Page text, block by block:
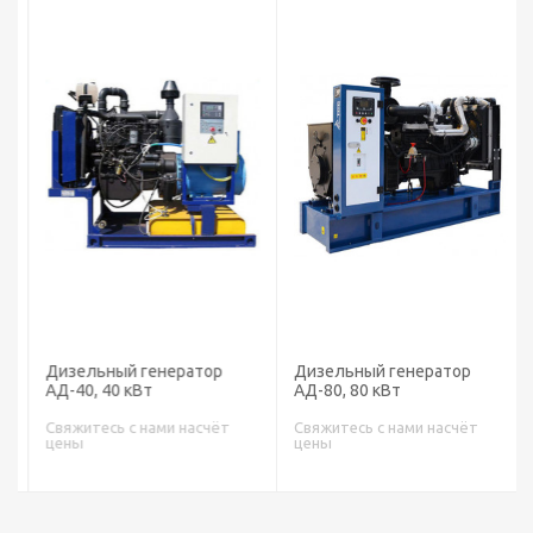
Дизельный генератор
АД-40, 40 кВт
Свяжитесь с нами насчёт
цены
Дизельный генератор
АД-80, 80 кВт
Свяжитесь с нами насчёт
цены